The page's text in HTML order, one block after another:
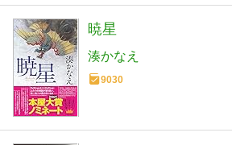
暁星
湊かなえ
9030